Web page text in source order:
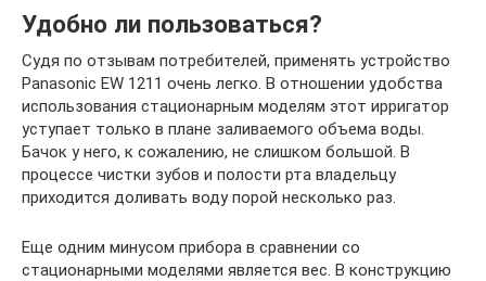
Удобно ли пользоваться?
Судя по отзывам потребителей, применять устройство
Panasonic EW 1211 очень легко. В отношении удобства
использования стационарным моделям этот ирригатор
уступает только в плане заливаемого объема воды.
Бачок у него, к сожалению, не слишком большой. В
процессе чистки зубов и полости рта владельцу
приходится доливать воду порой несколько раз.
Еще одним минусом прибора в сравнении со
стационарными моделями является вес. В конструкцию